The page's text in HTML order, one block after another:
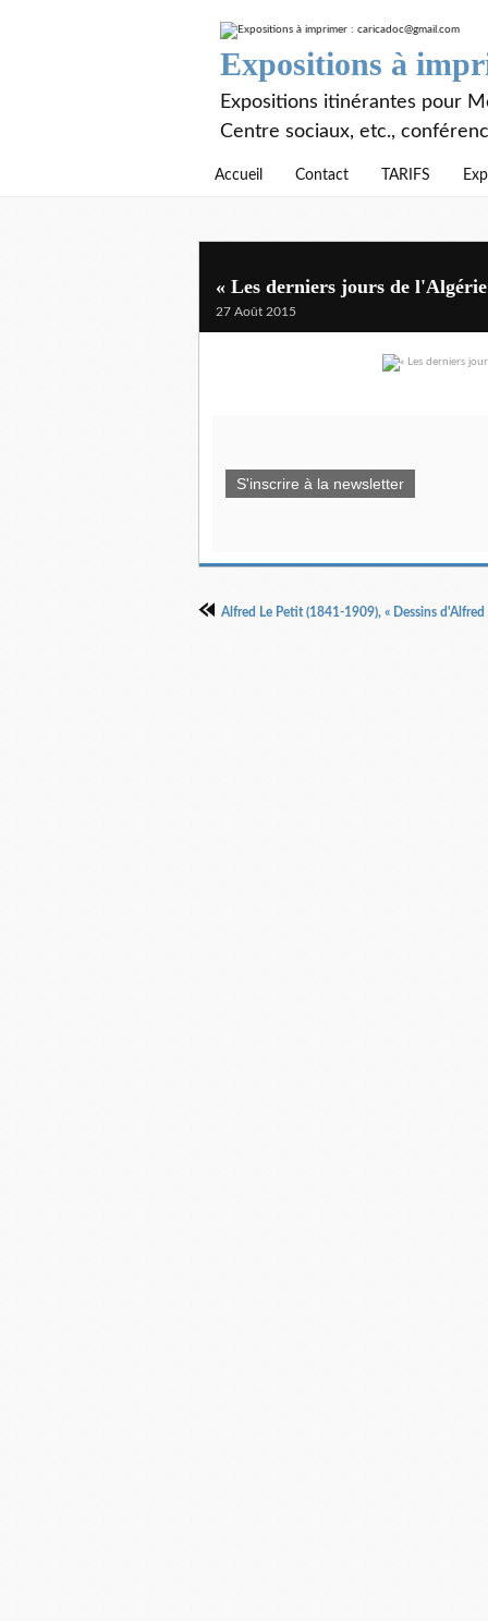
Expositions à
Expositions itinérantes pour
Centre sociaux, etc.,
Accueil Contact TARIFS
« Les derniers jours de
27 Août 2015
S'inscrire à la newsletter